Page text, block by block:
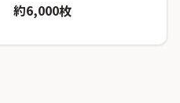
約6,000枚